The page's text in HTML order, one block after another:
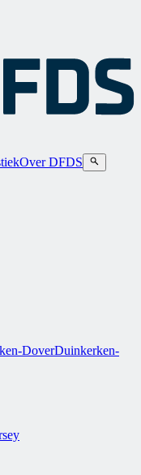
Over DFDS
DoverDuinkerken-